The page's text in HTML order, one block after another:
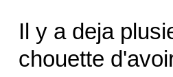
Il y a deja
chouette